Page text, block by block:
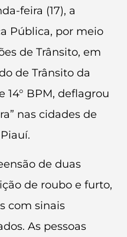
feira (17), a
Pública, por meio
de Trânsito, em
de Trânsito da
14° BPM, deflagrou
nas cidades de
de duas
de roubo e furto,
com sinais
As pessoas